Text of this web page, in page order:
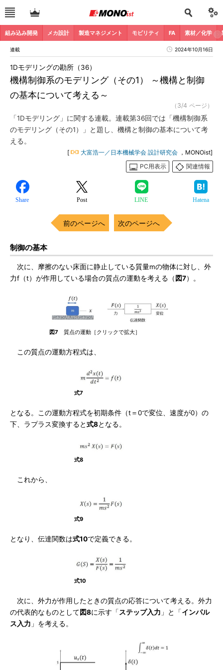
組み込み開発 メカ設計 製造マネジメント モビリティ FA 素材／化学
連載 2024年10月16日
機構制御系のモデリング（その1） ～機構と制御
の基本について考える～
1Dモデリングの勘所（36）
（3/4 ページ）
「1Dモデリング」に関する連載。連載第36回では「機構制御系
のモデリング（その1）」と題し、機構と制御の基本について考
える。
[ 大富浩一／日本機械学会 設計研究会 ，MONOist]
PC用表示
関連情報
Share Post LINE Hatena
前のページへ 次のページへ
制御の基本
次に、摩擦のない床面に静止している質量mの物体に対し、外
力f（t）が作用している場合の質点の運動を考える（ 図7）。
図7 質点の運動［クリックで拡大］
この質点の運動方程式は、
式7
となる。この運動方程式を初期条件（t＝0で変位、速度が0）の
下、ラプラス変換すると式8となる。
式8
これから、
式9
となり、伝達関数は式10で定義できる。
式10
次に、外力が作用したときの質点の応答について考える。外力
の代表的なものとして図8に示す「 ステップ入力 」と「インパル
ス入力 」を考える。